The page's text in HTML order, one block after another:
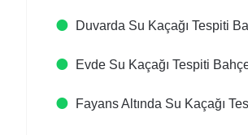
Duvarda Su Kaçağı Tespiti​
Evde Su Kaçağı Tespiti​
Fayans Altında Su Kaçağı